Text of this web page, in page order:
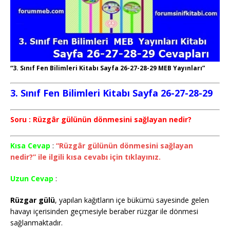
“3. Sınıf Fen Bilimleri Kitabı Sayfa 26-27-28-29 MEB Yayınları”
3. Sınıf Fen Bilimleri Kitabı Sayfa 26-27-28-29
Soru : Rüzgâr gülünün dönmesini sağlayan nedir?
Kısa Cevap : “Rüzgâr gülünün dönmesini sağlayan
nedir?” ile ilgili kısa cevabı için tıklayınız.
Uzun Cevap :
Rüzgar gülü, yapılan kağıtların içe bükümü sayesinde gelen
havayı içerisinden geçmesiyle beraber rüzgar ile dönmesi
sağlanmaktadır.